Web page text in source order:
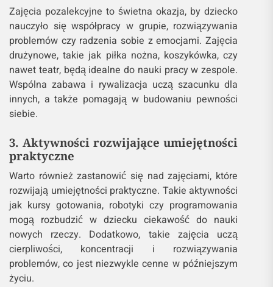
Zajęcia pozalekcyjne to świetna okazja, by dziecko
nauczyło się współpracy w grupie, rozwiązywania
problemów czy radzenia sobie z emocjami. Zajęcia
drużynowe, takie jak piłka nożna, koszykówka, czy
nawet teatr, będą idealne do nauki pracy w zespole.
Wspólna zabawa i rywalizacja uczą szacunku dla
innych, a także pomagają w budowaniu pewności
siebie.
3. Aktywności rozwijające umiejętności
praktyczne
Warto również zastanowić się nad zajęciami, które
rozwijają umiejętności praktyczne. Takie aktywności
jak kursy gotowania, robotyki czy programowania
mogą rozbudzić w dziecku ciekawość do nauki
nowych rzeczy. Dodatkowo, takie zajęcia uczą
cierpliwości, koncentracji i rozwiązywania
problemów, co jest niezwykle cenne w późniejszym
życiu.